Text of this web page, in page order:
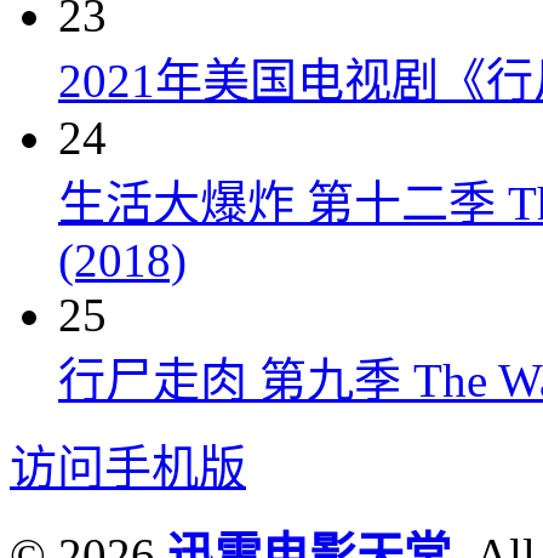
23
2021年美国电视剧《
24
生活大爆炸 第十二季
(2018)
25
行尸走肉 第九季 The
访问手机版